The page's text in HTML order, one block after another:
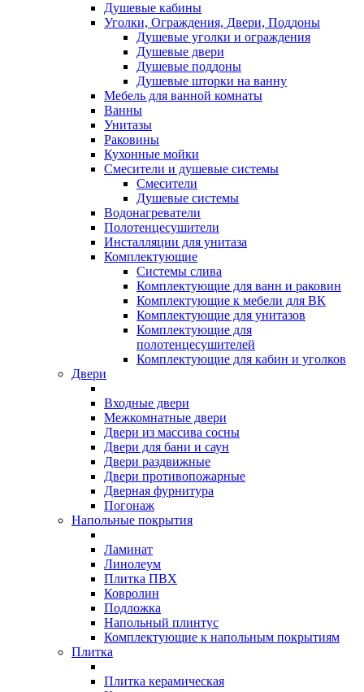
Душевые кабины
Уголки, Ограждения, Двери, Поддоны
Душевые уголки и ограждения
Душевые двери
Душевые поддоны
Душевые шторки на ванну
Мебель для ванной комнаты
Ванны
Унитазы
Раковины
Кухонные мойки
Смесители и душевые системы
Смесители
Душевые системы
Водонагреватели
Полотенцесушители
Инсталляции для унитаза
Комплектующие
Системы слива
Комплектующие для ванн и раковин
Комплектующие к мебели для ВК
Комплектующие для унитазов
Комплектующие для
полотенцесушителей
Комплектующие для кабин и уголков
Двери
Входные двери
Межкомнатные двери
Двери из массива сосны
Двери для бани и саун
Двери раздвижные
Двери противопожарные
Дверная фурнитура
Погонаж
Напольные покрытия
Ламинат
Линолеум
Плитка ПВХ
Ковролин
Подложка
Напольный плинтус
Комплектующие к напольным покрытиям
Плитка
Плитка керамическая